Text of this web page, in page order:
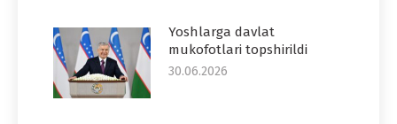
Yoshlarga davlat
mukofotlari topshirildi
30.06.2026